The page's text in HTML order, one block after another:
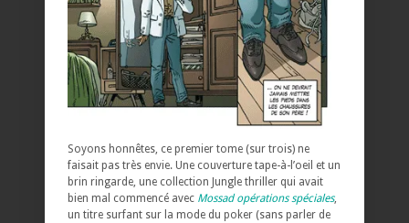
Soyons honnêtes, ce premier tome (sur trois) ne
faisait pas très envie. Une couverture tape-à-l’oeil et un
brin ringarde, une collection Jungle thriller qui avait
bien mal commencé avec Mossad opérations spéciales,
un titre surfant sur la mode du poker (sans parler de